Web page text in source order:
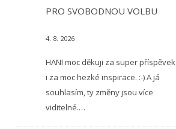
PRO SVOBODNOU VOLBU
4. 8. 2026
HANI moc děkuji za super příspěvek
i za moc hezké inspirace. :-) A já
souhlasím, ty změny jsou více
viditelné.…